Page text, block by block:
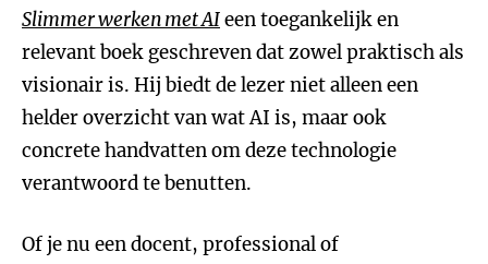
Slimmer werken met AIeen toegankelijk en
relevant boek geschreven dat zowel praktisch als
visionair is. Hij biedt de lezer niet alleen een
helder overzicht van wat AI is, maar ook
concrete handvatten om deze technologie
verantwoord te benutten.
Of je nu een docent, professional of